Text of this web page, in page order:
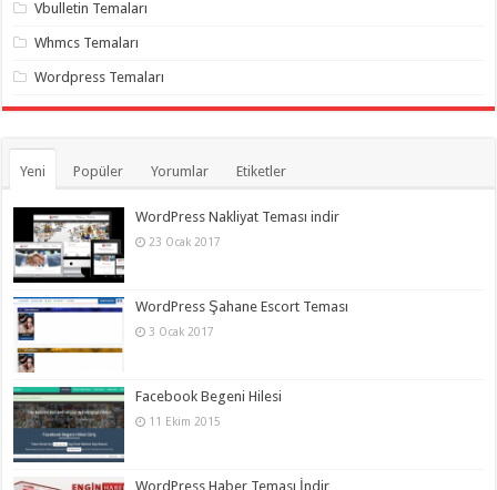
Vbulletin Temaları
Whmcs Temaları
Wordpress Temaları
Yeni Popüler Yorumlar Etiketler
WordPress Nakliyat Teması indir
23 Ocak 2017
WordPress Şahane Escort Teması
3 Ocak 2017
Facebook Begeni Hilesi
11 Ekim 2015
WordPress Haber Teması İndir